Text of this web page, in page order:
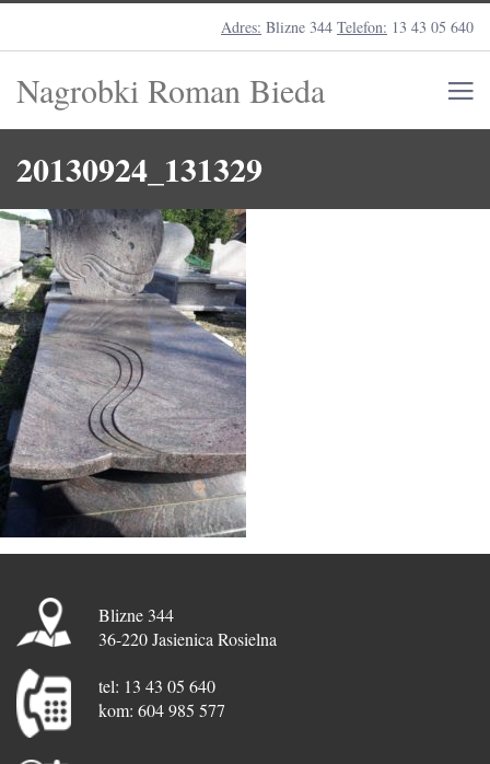
Adres: Blizne 344 Telefon: 13 43 05 640
Nagrobki Roman Bieda
20130924_131329
Blizne 344
36-220 Jasienica Rosielna
tel: 13 43 05 640
kom: 604 985 577